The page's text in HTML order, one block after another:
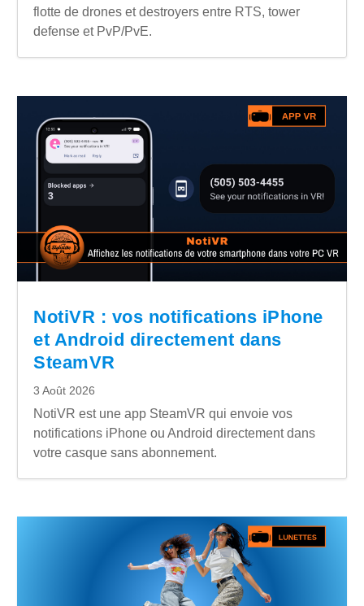
flotte de drones et destroyers entre RTS, tower
defense et PvP/PvE.
NotiVR : vos notifications iPhone
et Android directement dans
SteamVR
3 Août 2026
NotiVR est une app SteamVR qui envoie vos
notifications iPhone ou Android directement dans
votre casque sans abonnement.